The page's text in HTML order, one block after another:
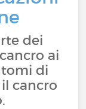
dei
ai
di
cancro